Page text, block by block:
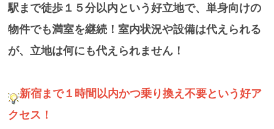
駅まで徒歩１５分以内という好立地で、単身向けの
物件でも満室を継続！室内状況や設備は代えられる
が、立地は何にも代えられません！
新宿まで１時間以内かつ乗り換え不要という好ア
クセス！